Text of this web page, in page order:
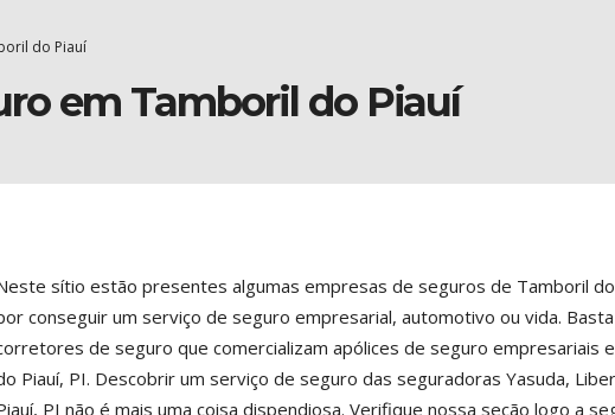
do Piauí
em Tamboril do Piauí
sítio estão presentes algumas empresas de seguros de Tamboril
conseguir um serviço de seguro empresarial, automotivo ou vida.
de seguro que comercializam apólices de seguro empresariais
Piauí, PI. Descobrir um serviço de seguro das seguradoras Yasuda,
PI não é mais uma coisa dispendiosa. Verifique nossa seção logo a